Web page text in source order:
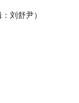
刘舒尹）